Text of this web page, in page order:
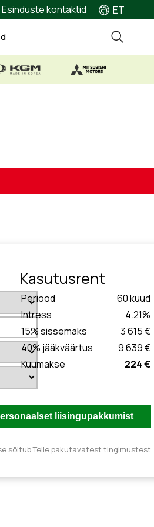
Esinduste kontaktid ET
Kasutusrent
Periood 60kuud
Intress
4.21%
15% sissemaks
3 615 €
40% jääkväärtus
9 639 €
Kuumakse
224 €
sõltub Teile pakutavatest tingimustest.